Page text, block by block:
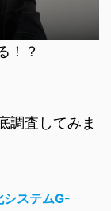
！？
調査してみま
システムG-